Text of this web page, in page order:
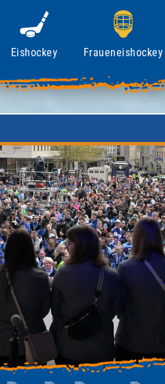
Eishockey Fraueneishockey